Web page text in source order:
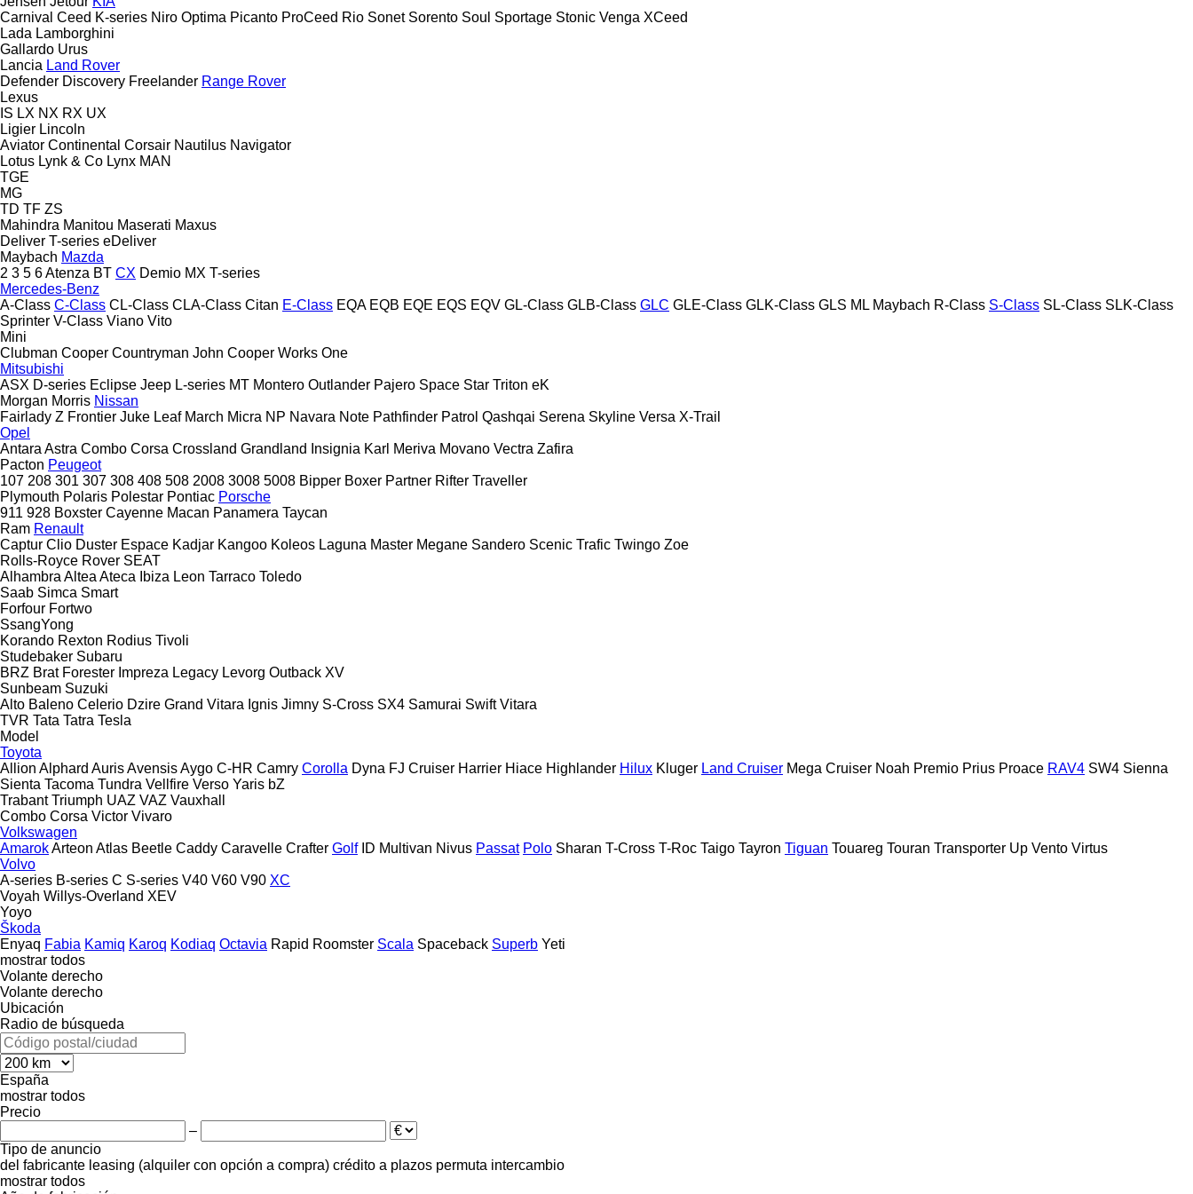
Carnival Ceed K-series Niro Optima Picanto ProCeed Rio Sonet Sorento Soul Sportage Stonic Venga XCeed
Lada Lamborghini
Gallardo Urus
Lancia Land Rover
Defender Discovery Freelander Range Rover
Lexus
IS LX NX RX UX
Ligier Lincoln
Aviator Continental Corsair Nautilus Navigator
Lotus Lynk & Co Lynx MAN
TGE
MG
TD TF ZS
Mahindra Manitou Maserati Maxus
Deliver T-series eDeliver
Maybach Mazda
2 3 5 6Atenza BT CX Demio MX T-series
Mercedes-Benz
A-Class C-Class CL-Class CLA-Class Citan E-Class EQA EQB EQE EQS EQV GL-Class GLB-Class GLC GLE-Class GLK-Class GLS ML Maybach R-Class S-Class SL-Class SLK-Class
Sprinter V-Class Viano Vito
Mini
Clubman Cooper Countryman John Cooper Works One
Mitsubishi
ASX D-series Eclipse Jeep L-series MT Montero Outlander Pajero Space Star Triton eK
Morgan Morris Nissan
Fairlady Z Frontier Juke Leaf March Micra NP Navara Note Pathfinder Patrol Qashqai Serena Skyline Versa X-Trail
Opel
Antara Astra Combo Corsa Crossland Grandland Insignia Karl Meriva Movano Vectra Zafira
Pacton Peugeot
107 208 301 307 308 408 508 2008 3008 5008 Bipper Boxer Partner Rifter Traveller
Plymouth Polaris Polestar Pontiac Porsche
911 928 Boxster Cayenne Macan Panamera Taycan
Ram Renault
Captur Clio Duster Espace Kadjar Kangoo Koleos Laguna Master Megane Sandero Scenic Trafic Twingo Zoe
Rolls-Royce Rover SEAT
Alhambra Altea Ateca Ibiza Leon Tarraco Toledo
Saab Simca Smart
Forfour Fortwo
SsangYong
Korando Rexton Rodius Tivoli
Studebaker Subaru
BRZ Brat Forester Impreza Legacy Levorg Outback XV
Sunbeam Suzuki
Alto Baleno Celerio Dzire Grand Vitara Ignis Jimny S-Cross SX4 Samurai Swift Vitara
TVR Tata Tatra Tesla
Model
Toyota
Allion Alphard AurisAvensisAygo C-HR Camry Corolla Dyna FJ Cruiser Harrier Hiace Highlander Hilux Kluger Land Cruiser Mega Cruiser Noah Premio Prius Proace RAV4 SW4 Sienna
Sienta Tacoma Tundra Vellfire Verso Yaris bZ
Trabant Triumph UAZ VAZ Vauxhall
Combo Corsa Victor Vivaro
Volkswagen
AmarokArteon Atlas Beetle Caddy Caravelle Crafter Golf ID Multivan Nivus Passat Polo Sharan T-Cross T-Roc Taigo Tayron Tiguan Touareg Touran Transporter Up Vento Virtus
Volvo
A-series B-series C S-series V40 V60 V90 XC
Voyah Willys-Overland XEV
Yoyo
Škoda
Enyaq Fabia Kamiq Karoq Kodiaq Octavia Rapid Roomster Scala Spaceback Superb Yeti
mostrar todos
Volante derecho
Volante derecho
Ubicación
Radio de búsqueda
España
mostrar todos
Precio
–
Tipo de anuncio
del fabricante leasing (alquiler con opción a compra) crédito a plazos permuta intercambio
mostrar todos